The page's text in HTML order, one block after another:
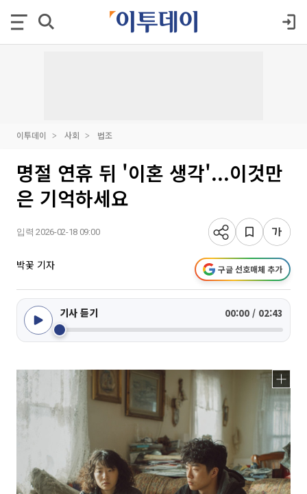
이투데이 사회 법조
명절 연휴 뒤 '이혼 생각'...이것만
은 기억하세요
입력 2026-02-18 09:00
박꽃 기자 구글 선호매체 추가
기사 듣기 00:00 / 02:43